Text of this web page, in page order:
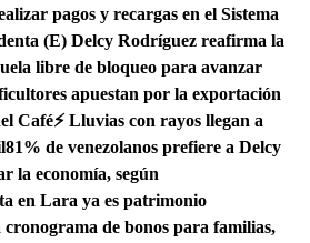
pagos y recargas en el Sistema
(E) Delcy Rodríguez reafirma la
libre de bloqueo para avanzar
apuestan por la exportación
Café⚡ Lluvias con rayos llegan a
81% de venezolanos prefiere a Delcy
la economía, según
en Lara ya es patrimonio
de bonos para familias,